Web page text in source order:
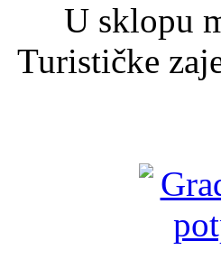
U sklopu
Turističke